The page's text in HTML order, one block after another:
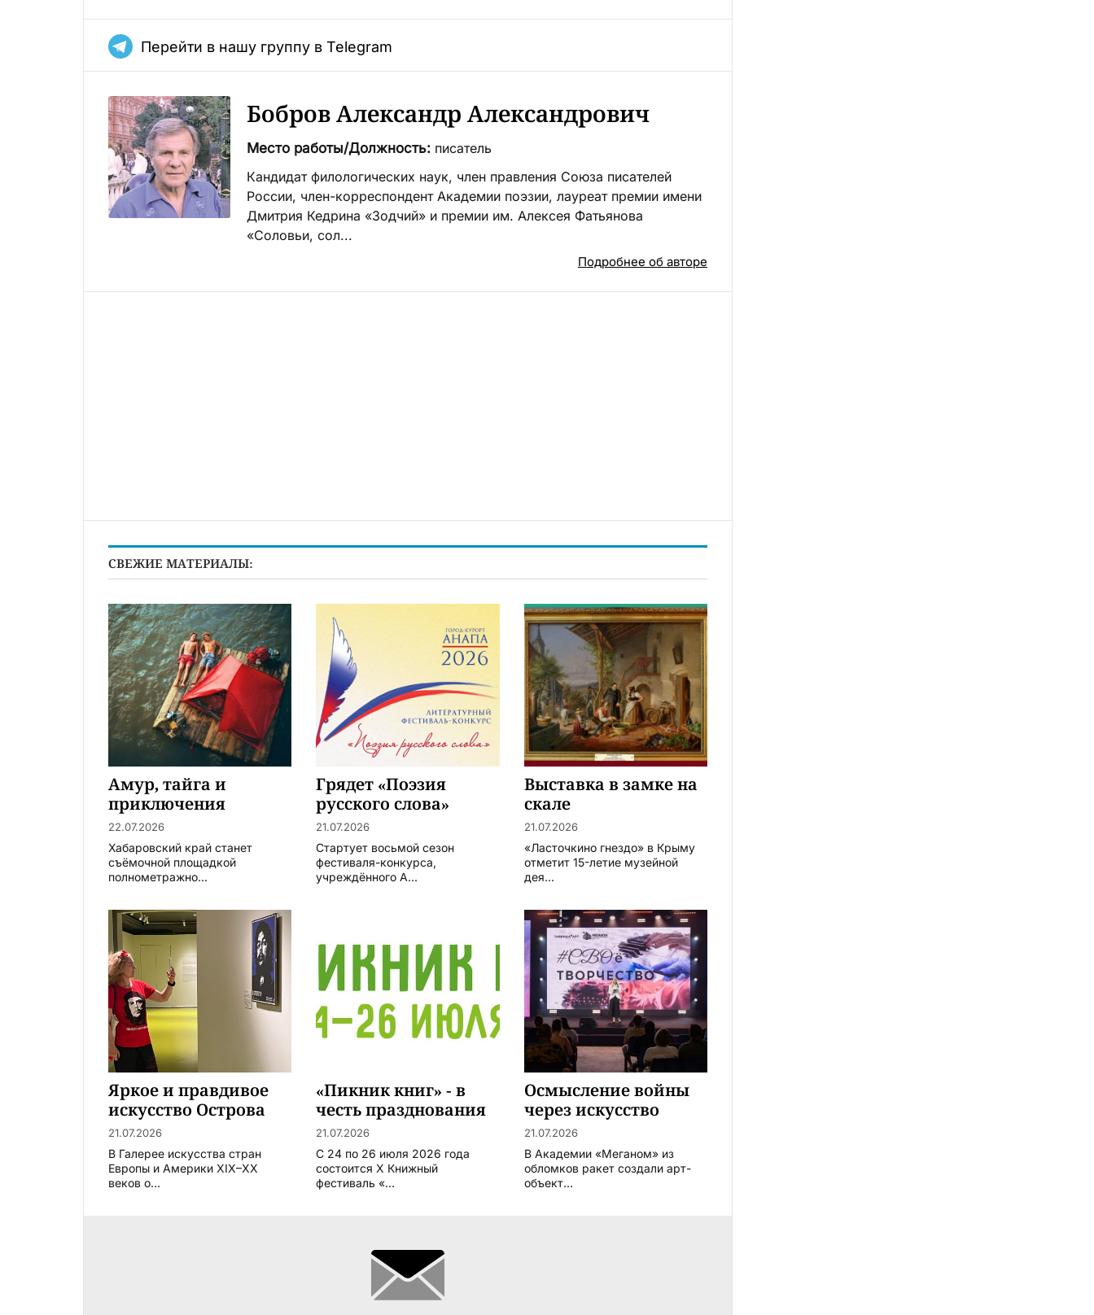
Перейти в нашу группу в Telegram
Бобров Александр Александрович
Место работы/Должность: писатель
Кандидат филологических наук, член правления Союза писателей
России, член-корреспондент Академии поэзии, лауреат премии имени
Дмитрия Кедрина «Зодчий» и премии им. Алексея Фатьянова
«Соловьи, сол...
Подробнее об авторе
СВЕЖИЕ МАТЕРИАЛЫ:
Амур, тайга и
приключения
22.07.2026
Хабаровский край станет
съёмочной площадкой
полнометражно...
Грядет «Поэзия
русского слова»
21.07.2026
Стартует восьмой сезон
фестиваля-конкурса,
учреждённого А...
Выставка в замке на
скале
21.07.2026
«Ласточкино гнездо» в Крыму
отметит 15-летие музейной
дея...
Яркое и правдивое
искусство Острова
свободы
21.07.2026
В Галерее искусства стран
Европы и Америки XIX–XX
веков о...
«Пикник книг» - в
честь празднования
440-летия Тюмени
21.07.2026
С 24 по 26 июля 2026 года
состоится X Книжный
фестиваль «...
Осмысление войны
через искусство
21.07.2026
В Академии «Меганом» из
обломков ракет создали арт-
объект...